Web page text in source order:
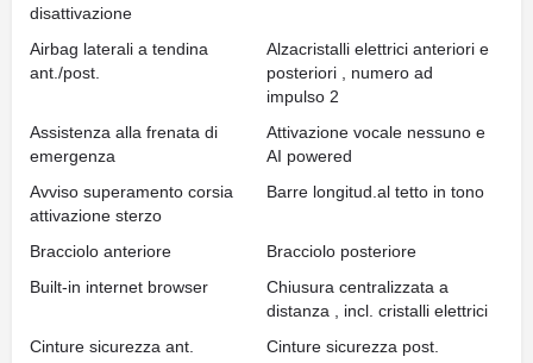
disattivazione
Airbag laterali a tendina
ant./post.
Alzacristalli elettrici anteriori e
posteriori , numero ad
impulso 2
Assistenza alla frenata di
emergenza
Attivazione vocale nessuno e
AI powered
Avviso superamento corsia
attivazione sterzo
Barre longitud.al tetto in tono
Bracciolo anteriore
Bracciolo posteriore
Built-in internet browser
Chiusura centralizzata a
distanza , incl. cristalli elettrici
Cinture sicurezza ant.
Cinture sicurezza post.